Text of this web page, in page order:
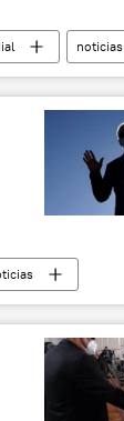
noticias